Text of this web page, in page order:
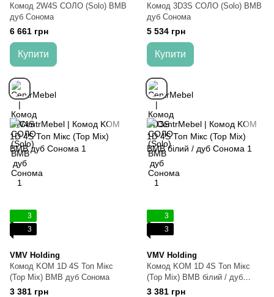
Комод 2W4S СОЛО (Solo) ВМВ
дуб Сонома
6 661 грн
Купити
Комод 3D3S СОЛО (Solo) ВМВ
дуб Сонома
5 534 грн
Купити
3
3
VMV Holding
Комод KOM 1D 4S Топ Мікс
(Top Mix) ВМВ дуб Сонома
3 381 грн
3
3
VMV Holding
Комод KOM 1D 4S Топ Мікс
(Top Mix) ВМВ білий / дуб
Сонома
3 381 грн